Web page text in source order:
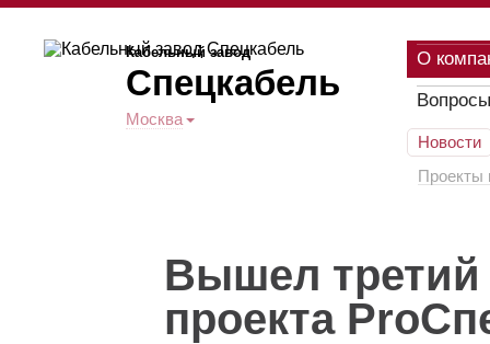
Кабельный завод
Спецкабель
Москва
О
Новости
Проекты
Вышел
проекта